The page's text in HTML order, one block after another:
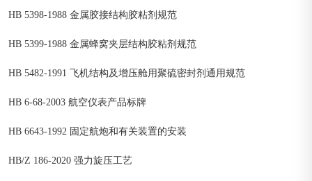
HB 5398-1988 金属胶接结构胶粘剂规范
HB 5399-1988 金属蜂窝夹层结构胶粘剂规范
HB 5482-1991 飞机结构及增压舱用聚硫密封剂通用规范
HB 6-68-2003 航空仪表产品标牌
HB 6643-1992 固定航炮和有关装置的安装
HB/Z 186-2020 强力旋压工艺